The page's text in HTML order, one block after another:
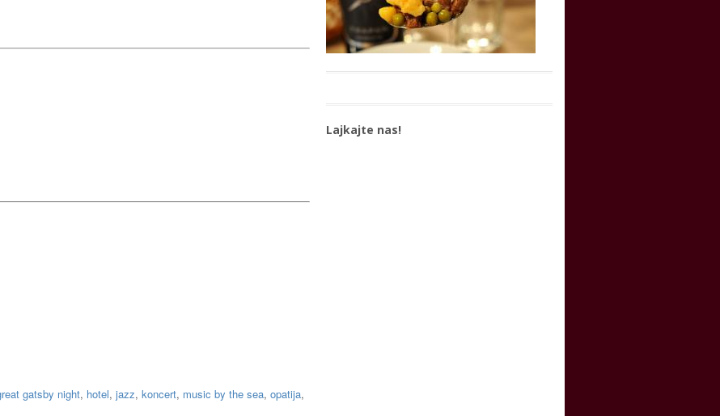
gatsby night, hotel, jazz, koncert, music by the sea, opatija,
Lajkajte nas!